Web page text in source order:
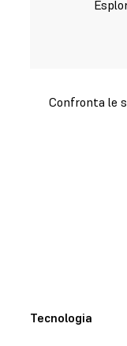
Confronta le
Tecnologia